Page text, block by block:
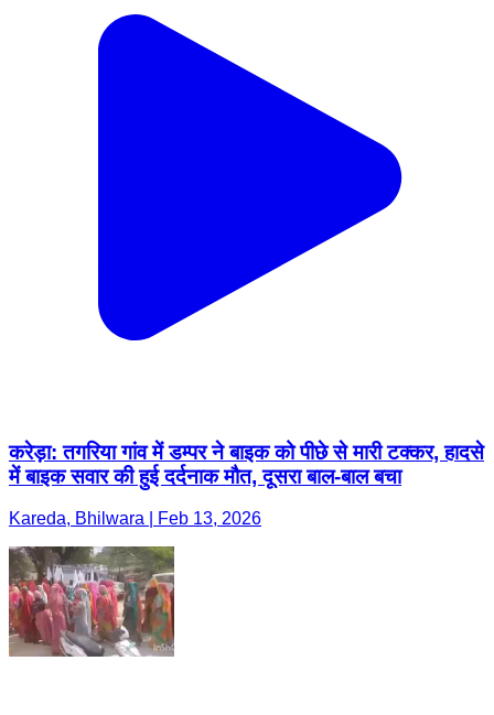
करेड़ा: तगरिया गांव में डम्पर ने बाइक को पीछे से मारी टक्कर, हादसे
में बाइक सवार की हुई दर्दनाक मौत, दूसरा बाल-बाल बचा
Kareda, Bhilwara | Feb 13, 2026